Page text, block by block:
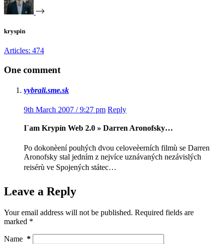
kryspin
Articles: 474
One comment
vybrali.sme.sk
9th March 2007 / 9:27 pm Reply
I`am Krypín Web 2.0 » Darren Aronofsky…
Po dokonèení pouhých dvou celoveèerních filmù se Darren
Aronofsky stal jedním z nejvíce uznávaných nezávislých
reisérù ve Spojených státec…
Leave a Reply
Your email address will not be published. Required fields are
marked *
Name *